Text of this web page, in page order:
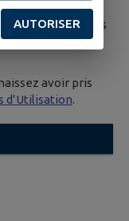
plus sur la
pour excercer vos
de
avoir pris
d’Utilisation.
AUTORISER